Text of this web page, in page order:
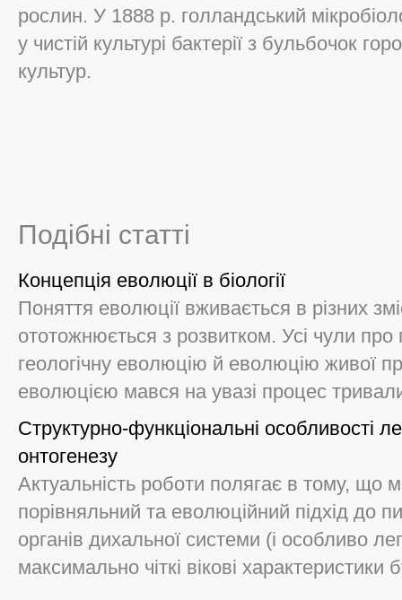
рослин. У 1888 р. голландський
у чистій культурі бактерії з бульбочок
культур.
Подібні статті
Концепція еволюції в біології
Поняття еволюції вживається в різних
ототожнюється з розвитком. Усі чули
геологічну еволюцію й еволюцію живої
еволюцією мався на увазі процес
Структурно-функціональні особливості
онтогенезу
Актуальність роботи полягає в тому, що
порівняльний та еволюційний підхід до
органів дихальної системи (і особливо
максимально чіткі вікові характеристики